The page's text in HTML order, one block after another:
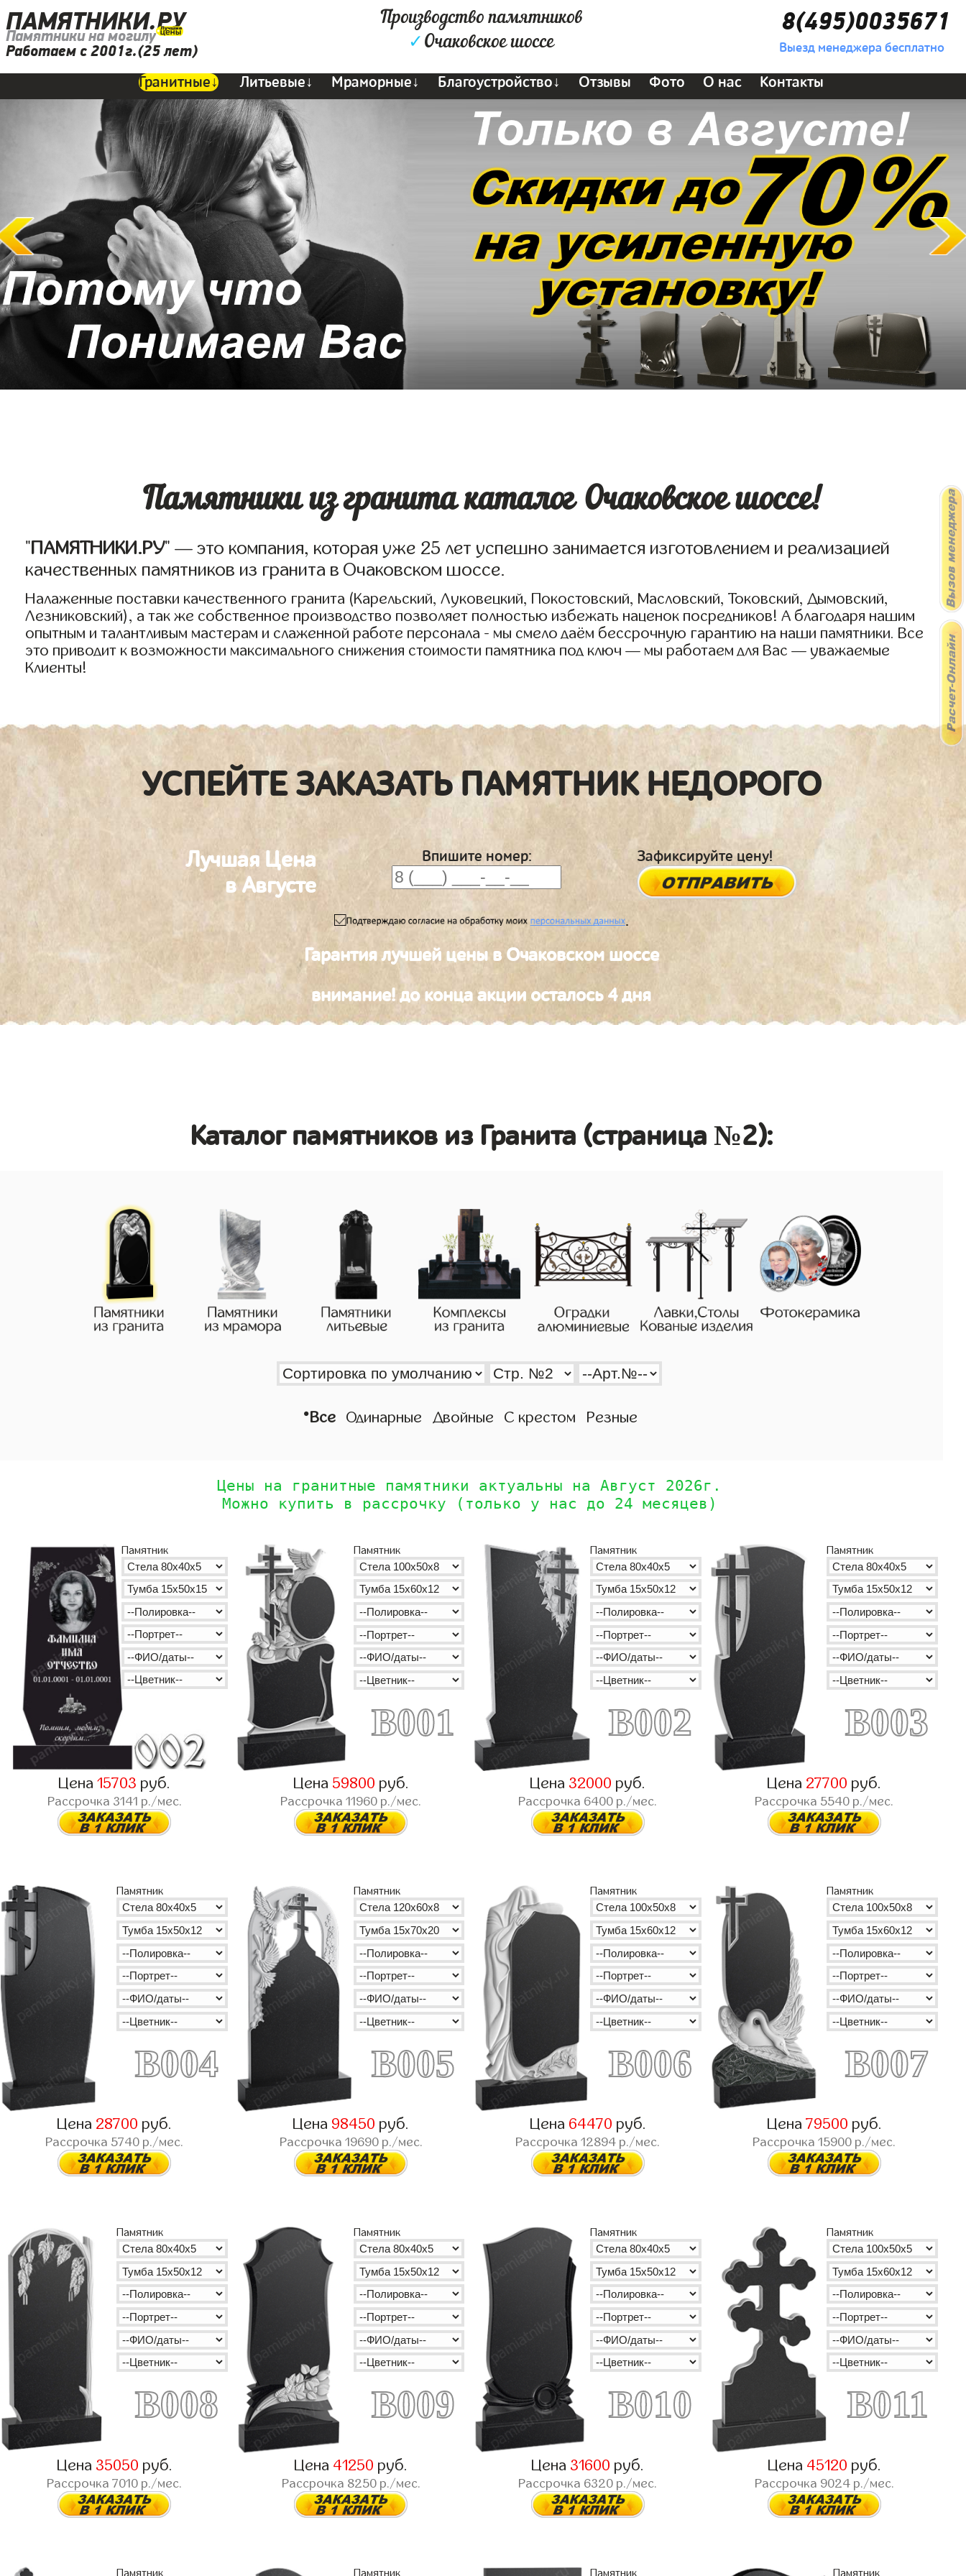
ПАМЯТНИКИ.РУ
Памятники на могилу
Работаем с 2001г.(25 лет)
Производство памятников
✓Очаковское шоссе
8(495)0035671
Выезд менеджера бесплатно
Гранитные↓ Литьевые↓ Мраморные↓ Благоустройство↓ Отзывы Фото О нас Контакты
Памятники из гранита каталог Очаковское шоссе!
"ПАМЯТНИКИ.РУ" — это компания, которая уже 25 лет успешно занимается изготовлением и реализацией
качественных памятников из гранита в Очаковском шоссе.
Налаженные поставки качественного гранита (Карельский, Луковецкий, Покостовский, Масловский, Токовский, Дымовский,
Лезниковский), а так же собственное производство позволяет полностью избежать наценок посредников! А благодаря нашим
опытным и талантливым мастерам и слаженной работе персонала - мы смело даём бессрочную гарантию на наши памятники. Все
это приводит к возможности максимального снижения стоимости памятника под ключ — мы работаем для Вас — уважаемые
Клиенты!
УСПЕЙТЕ ЗАКАЗАТЬ ПАМЯТНИК НЕДОРОГО
Лучшая Цена
в Августе
Впишите номер: Зафиксируйте цену!
.
Гарантия лучшей цены в Очаковском шоссе
внимание! до конца акции осталось 4 дня
Каталог памятников из Гранита (страница №2):
•Все Одинарные Двойные С крестом Резные
Цены на гранитные памятники актуальны на Август 2026г.
Можно купить в рассрочку (только у нас до 24 месяцев)
Памятник
Цена15703 руб.
Рассрочка 3141 р./мес.
B001
Памятник
Цена 59800 руб.
Рассрочка11960 р./мес.
B002
Памятник
Цена 32000 руб.
Рассрочка 6400 р./мес.
B003
Памятник
Цена 27700 руб.
Рассрочка 5540 р./мес.
B004
Памятник
Цена 28700 руб.
Рассрочка 5740 р./мес.
B005
Памятник
Цена 98450 руб.
Рассрочка 19690р./мес.
B006
Памятник
Цена 64470 руб.
Рассрочка12894 р./мес.
B007
Памятник
Цена 79500 руб.
Рассрочка15900 р./мес.
B008
Памятник
Цена 35050 руб.
Рассрочка7010 р./мес.
B009
Памятник
Цена 41250 руб.
Рассрочка 8250р./мес.
B010
Памятник
Цена 31600 руб.
Рассрочка 6320 р./мес.
B011
Памятник
Цена 45120 руб.
Рассрочка 9024р./мес.
Памятник Памятник Памятник Памятник